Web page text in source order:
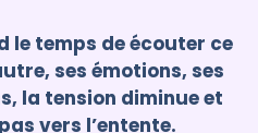
le temps de écouter ce
ses émotions, ses
la tension diminue et
vers l’entente.